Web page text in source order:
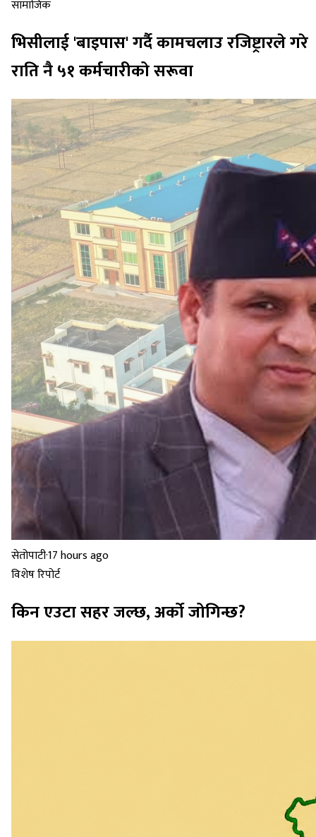
सामाजिक
भिसीलाई 'बाइपास' गर्दै कामचलाउ रजिष्ट्रारले गरे
राति नै ५१ कर्मचारीको सरूवा
सेतोपाटी·17 hours ago
विशेष रिपोर्ट
किन एउटा सहर जल्छ, अर्को जोगिन्छ?